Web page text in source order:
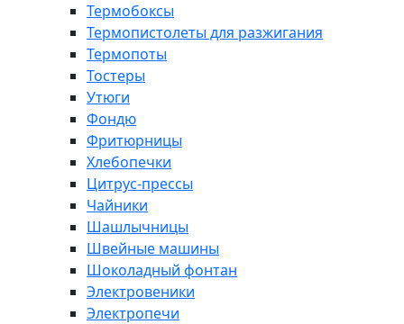
Термобоксы
Термопистолеты для разжигания
Термопоты
Тостеры
Утюги
Фондю
Фритюрницы
Хлебопечки
Цитрус-прессы
Чайники
Шашлычницы
Швейные машины
Шоколадный фонтан
Электровеники
Электропечи